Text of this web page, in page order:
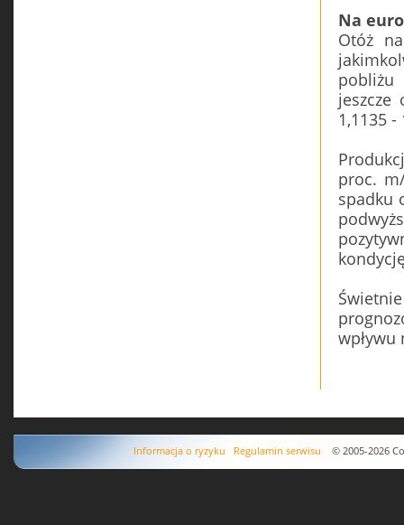
Na
Otóż
pobliżu
1,1135 -
proc.
spadku
wpływu
Informacja o ryzyku Regulamin serwisu © 2005-2026